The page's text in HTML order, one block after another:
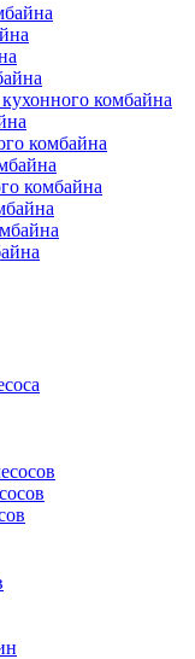
комбайна
комбайна
комбайна